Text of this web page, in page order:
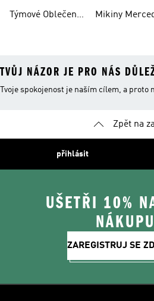
Týmové Oblečení
Mikiny
TVŮJ NÁZOR JE PRO NÁS
Tvoje spokojenost je naším cílem, a proto
Zpět na
přihlásit
UŠETŘI 10%
ZAREGISTRUJ SE